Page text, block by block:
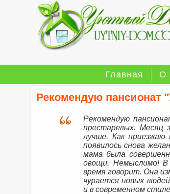
Главная О
Рекомендую пансионат
Рекомендую
престарелых. Месяц
лучше. Как
появилось снова
мама была
овощи. Немыслимо! В
время говорит. Она
чурается новых
и в современном